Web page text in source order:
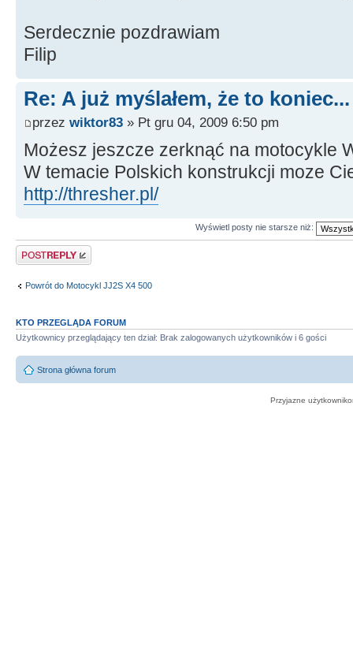
Serdecznie pozdrawiam
Filip
Re: A już myślałem, że to koniec...
przez wiktor83 » Pt gru 04, 2009 6:50 pm
Możesz jeszcze zerknąć na motocykle
W temacie Polskich konstrukcji moze
http://thresher.pl/
Wyświetl posty nie starsze niż:
Odpowiedz
Powrót do Motocykl JJ2S X4 500
KTO PRZEGLĄDA FORUM
Użytkownicy przeglądający ten dział: Brak zalogowanych użytkowników i 6 gości
Strona główna forum
Przyjazne